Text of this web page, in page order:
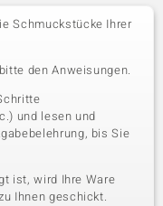
Schmuckstücke Ihrer
den Anweisungen.
und lesen und
bis Sie
ist, wird Ihre Ware
Ihnen geschickt.